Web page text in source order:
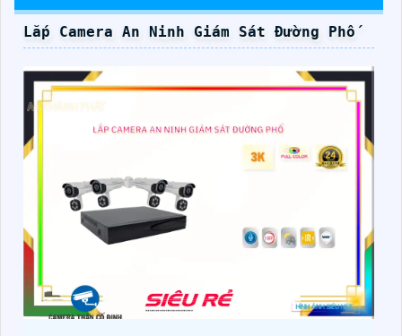
Lắp Camera An Ninh Giám Sát Đường Phố